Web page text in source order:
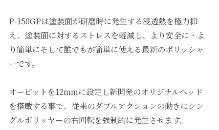
P-150GPは塗装面が研磨時に発生する浸透熱を極力抑
え、塗装面に対するストレスを軽減し、より安全に・よ
り簡単にそして誰でもが簡単に使える最新のポリッシャ
ーです。
オービットを12mmに設定し新開発のオリジナルヘッド
を搭載する事で、従来のダブルアクションの動きにシン
グルポリッヤーの右回転を強制的に発生させます。